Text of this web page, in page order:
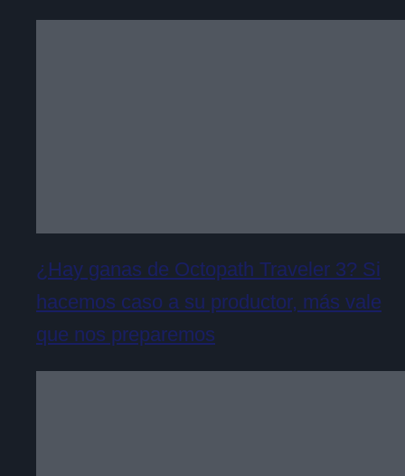
¿Hay ganas de Octopath Traveler 3? Si
hacemos caso a su productor, más vale
que nos preparemos